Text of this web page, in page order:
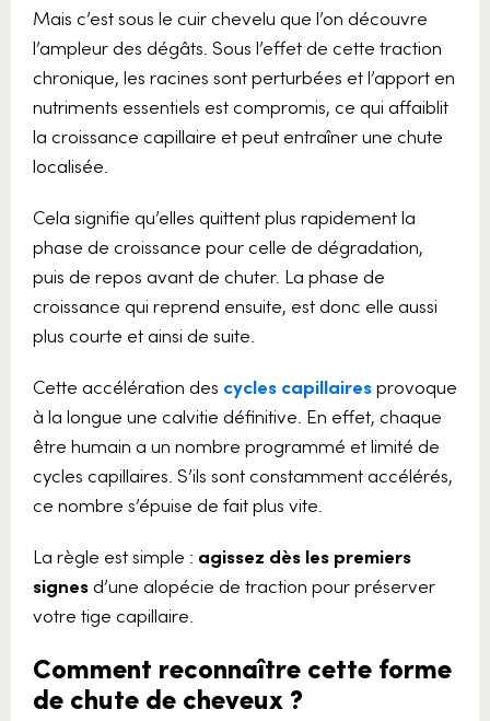
Mais c’est sous le cuir chevelu que l’on découvre
l’ampleur des dégâts. Sous l’effet de cette traction
chronique, les racines sont perturbées et l’apport en
nutriments essentiels est compromis, ce qui affaiblit
la croissance capillaire et peut entraîner une chute
localisée.
Cela signifie qu’elles quittent plus rapidement la
phase de croissance pour celle de dégradation,
puis de repos avant de chuter. La phase de
croissance qui reprend ensuite, est donc elle aussi
plus courte et ainsi de suite.
Cette accélération des cycles capillairesprovoque
à la longue une calvitie définitive. En effet, chaque
être humain a un nombre programmé et limité de
cycles capillaires. S’ils sont constamment accélérés,
ce nombre s’épuise de fait plus vite.
La règle est simple : agissez dès les premiers
signesd’une alopécie de traction pour préserver
votre tige capillaire.
Comment reconnaître cette forme
de chute de cheveux ?